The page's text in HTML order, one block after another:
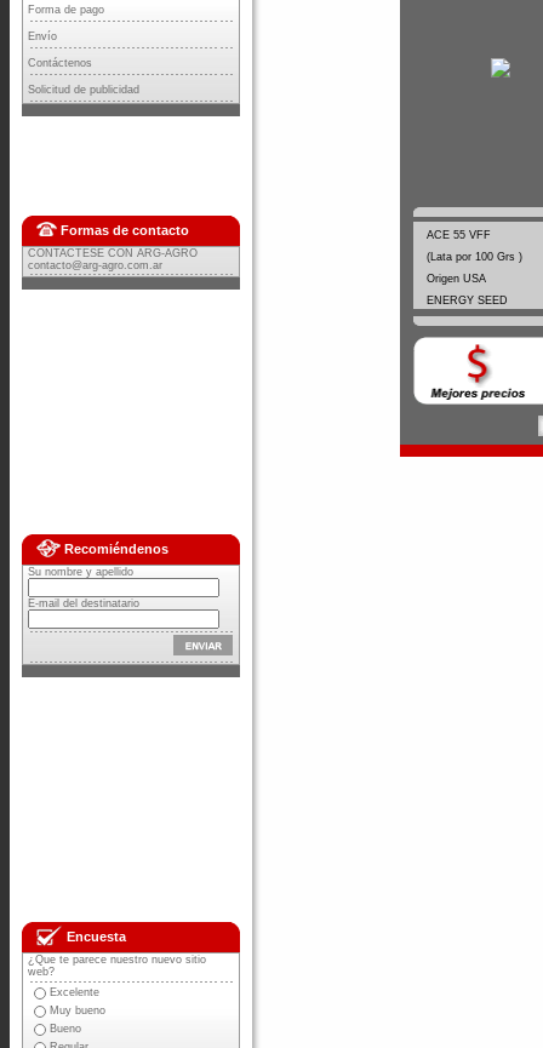
Forma de pago
Envío
Contáctenos
Solicitud de publicidad
Formas de contacto
CONTACTESE CON ARG-AGRO
contacto@arg-agro.com.ar
Recomiéndenos
Su nombre y apellido
E-mail del destinatario
Encuesta
¿Que te parece nuestro nuevo sitio
web?
Excelente
Muy bueno
Bueno
ACE 55 VFF
(Lata por 100 Grs )
Origen USA
ENERGY SEED